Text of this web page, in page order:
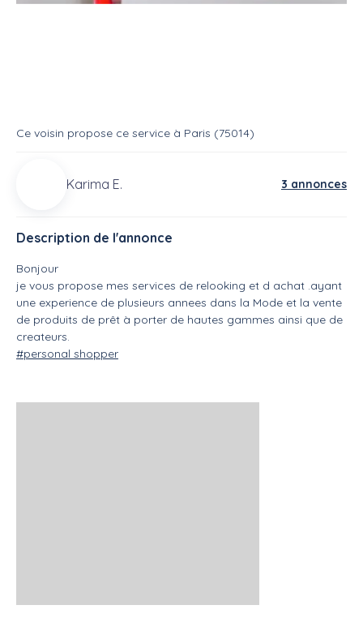
Ce voisin propose ce service à Paris (75014)
Karima E. 3 annonces
Description de l'annonce
Bonjour
je vous propose mes services de relooking et d achat .ayant
une experience de plusieurs annees dans la Mode et la vente
de produits de prêt à porter de hautes gammes ainsi que de
createurs.
#personal shopper